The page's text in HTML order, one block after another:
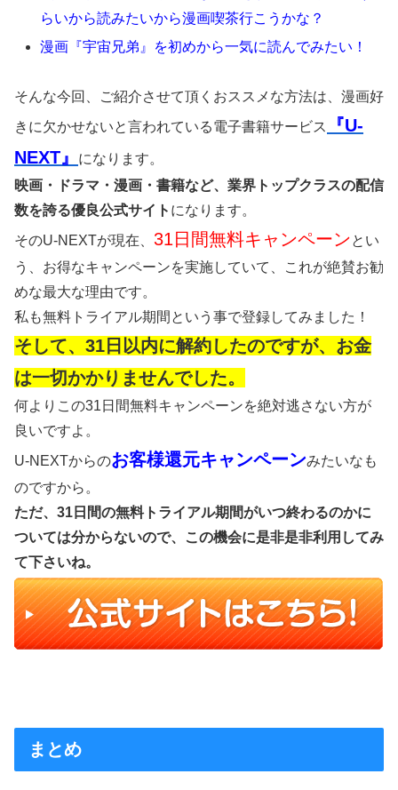
らいから読みたいから漫画喫茶行こうかな？
漫画『宇宙兄弟』を初めから一気に読んでみたい！
そんな今回、ご紹介させて頂くおススメな方法は、漫画好
きに欠かせないと言われている電子書籍サービス
『U-
NEXT』
になります。
映画・ドラマ・漫画・書籍など、業界トップクラスの配信
数を誇る優良公式サイト になります。
そのU-NEXTが現在、 31日間無料キャンペーンとい
う、お得なキャンペーンを実施していて、これが絶賛お勧
めな最大な理由です。
私も無料トライアル期間という事で登録してみました！
そして、31日以内に解約したのですが、お金
は一切かかりませんでした。
何よりこの31日間無料キャンペーンを絶対逃さない方が
良いですよ。
U-NEXTからのお客様還元キャンペーンみたいなも
のですから。
ただ、31日間の無料トライアル期間がいつ終わるのかに
ついては分からないので、この機会に是非是非利用してみ
て下さいね。
まとめ